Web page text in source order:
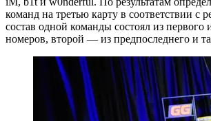
команд на третью карту в соответствии с
состав одной команды состоял из первого
номеров, второй — из предпоследнего и